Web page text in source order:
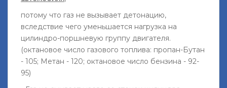
потому что газ не вызывает детонацию,
вследствие чего уменьшается нагрузка на
цилиндро-поршневую группу двигателя.
(октановое число газового топлива: пропан-Бутан
- 105; Метан - 120; октановое число бензина - 92-
95)